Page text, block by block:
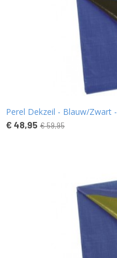
Perel Dekzeil - Blauw/Zwart
€ 48,95 € 59,95